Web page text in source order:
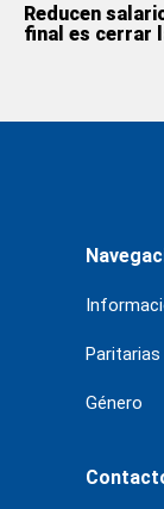
Reducen
final es cerrar
Paritarias
Género